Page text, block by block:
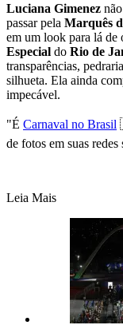
Luciana Gimenez
passar pela Marquês
em um look para lá de
Especial do Rio de
transparências,
silhueta. Ela ainda
impecável.
"É Carnaval no Brasil
de fotos em suas redes
Leia Mais